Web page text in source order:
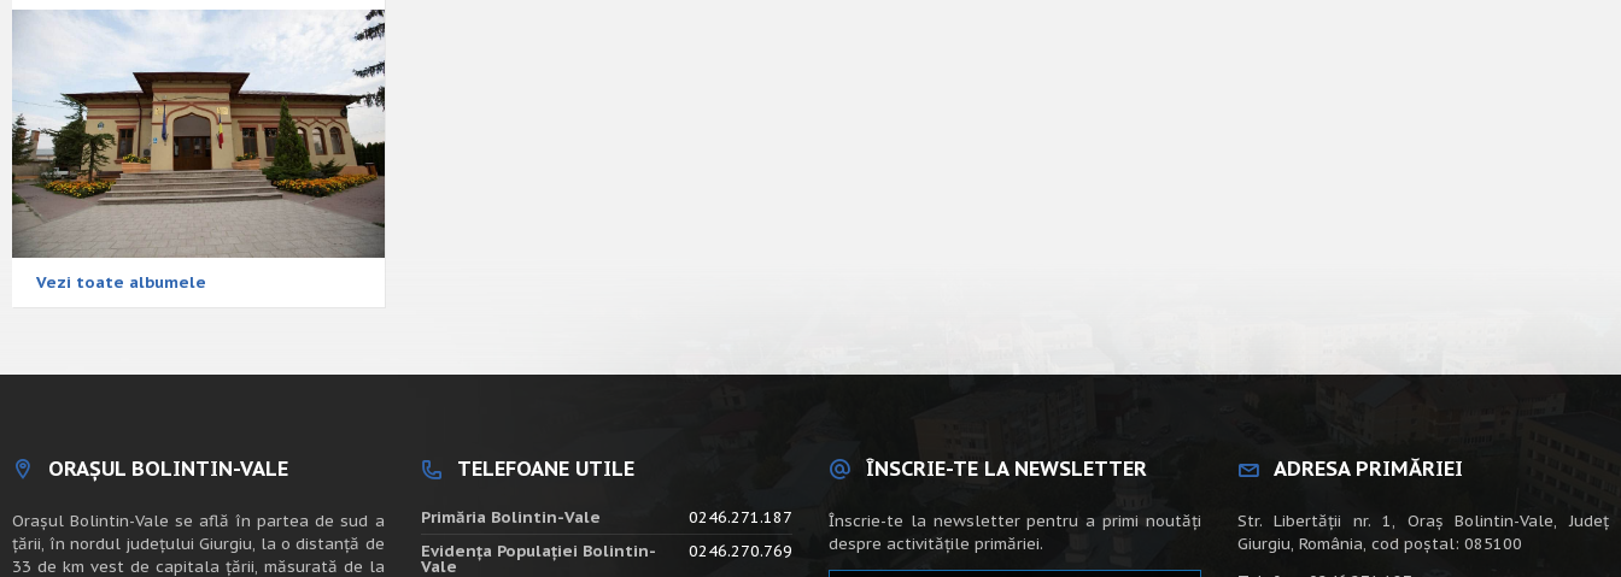
Vezi toate albumele
ORAȘUL BOLINTIN-VALE
Oraşul Bolintin-Vale se află în partea de sud a
ţării, în nordul judeţului Giurgiu, la o distanţă de
33 de km vest de capitala țării, măsurată de la
TELEFOANE UTILE
Primăria Bolintin-Vale
0246.271.187
Evidența Populației Bolintin-
Vale
0246.270.769
ÎNSCRIE-TE LA NEWSLETTER
Înscrie-te la newsletter pentru a primi noutăți
despre activitățile primăriei.
ADRESA PRIMĂRIEI
Str. Libertății nr. 1, Oraș Bolintin-Vale, Județ
Giurgiu, România, cod poștal: 085100